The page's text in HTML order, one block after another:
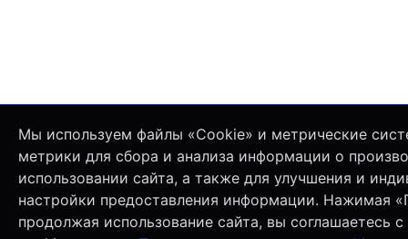
Мы используем файлы «Cookie» и метрические
метрики для сбора и анализа информации о
использовании сайта, а также для улучшения и
настройки предоставления информации. Нажимая
продолжая использование сайта, вы соглашаетесь